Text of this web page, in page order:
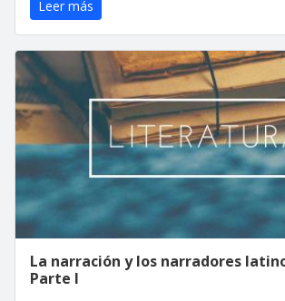
Leer más
La narración y los narradores
Parte I